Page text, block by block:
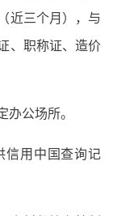
近三个月），与
、职称证、造价
办公场所。
信用中国查询记